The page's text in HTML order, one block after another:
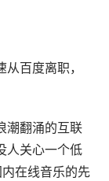
百度离职，
潮翻涌的互联
人关心一个低
内在线音乐的先